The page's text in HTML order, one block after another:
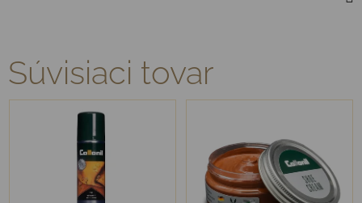
Súvisiaci tovar